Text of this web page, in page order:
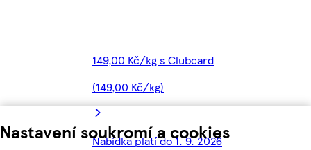
Nastavení soukromí a cookies
149,00 Kč/kg s Clubcard
(149,00 Kč/kg)
Nabídka platí do 1. 9. 2026